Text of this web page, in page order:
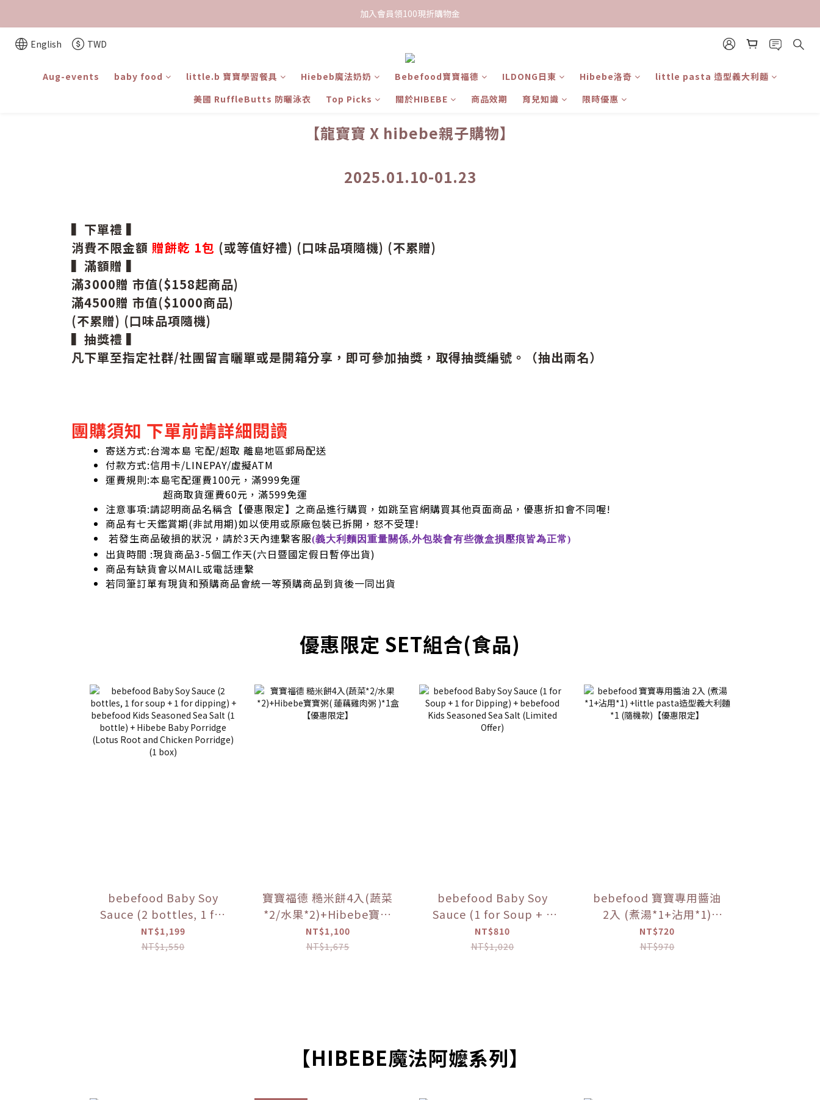
限時下單送餅乾乙包，滿$999免運
加入會員領100現折購物金
English TWD
Aug-events baby food little.b 寶寶學習餐具 Hiebeb魔法奶奶 Bebefood寶寶福德 ILDONG日東 Hibebe洛奇
little pasta 造型義大利麵
美國 RuffleButts 防曬泳衣
Top Picks 關於HIBEBE 商品效期 育兒知識 限時優惠
【龍寶寶 X hibebe親子購物】
2025.01.10-01.23
▍下單禮 ▍
消費不限金額 贈餅乾 1包 (或等值好禮) (口味品項隨機) (不累贈)
▍滿額贈 ▍
滿3000贈 市值($158起商品)
滿4500贈 市值($1000商品)
(不累贈) (口味品項隨機)
▍抽獎禮 ▍
凡下單至指定社群/社團留言曬單或是開箱分享，即可參加抽獎，取得抽獎編號。（抽出兩名）
團購須知 下單前請詳細閱讀
寄送方式:台灣本島 宅配/超取 離島地區郵局配送
付款方式:信用卡/LINEPAY/虛擬ATM
運費規則:本島宅配運費100元，滿999免運
超商取貨運費60元，滿599免運
注意事項:請認明商品名稱含【優惠限定】之商品進行購買，如跳至官網購買其他頁面商品，優惠折扣會不同喔!
商品有七天鑑賞期(非試用期)如以使用或原廠包裝已拆開，怒不受理!
若發生商品破損的狀況，請於3天內連繫客服(義大利麵因重量關係,外包裝會有些微盒損壓痕皆為正常)
出貨時間 :現貨商品3-5個工作天(六日暨國定假日暫停出貨)
商品有缺貨會以MAIL或電話連繫
若同筆訂單有現貨和預購商品會統一等預購商品到貨後一同出貨
優惠限定 SET組合(食品)
bebefood Baby Soy
Sauce (2 bottles, 1 for
soup + 1 for dipping) +
bebefood Kids
NT$1,199
NT$1,550
寶寶福德 糙米餅4入(蔬菜
*2/水果*2)+Hibebe寶寶
粥( 蓮藕雞肉粥 )*1盒 【優
惠限定】
NT$1,100
NT$1,675
bebefood Baby Soy
Sauce (1 for Soup + 1
for Dipping) +
bebefood Kids
NT$810
NT$1,020
bebefood 寶寶專用醬油
2入 (煮湯*1+沾用*1)
+little pasta造型義大利
麵*1 (隨機款)【優惠限
NT$720
NT$970
【HIBEBE魔法阿嬤系列】